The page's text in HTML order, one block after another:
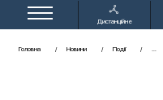
Дистанційне
Головна Новини Події